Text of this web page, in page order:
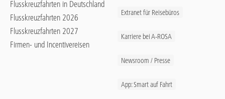
Flusskreuzfahrten in Deutschland
Flusskreuzfahrten 2026
Flusskreuzfahrten 2027
Firmen- und Incentivereisen
Extranet für Reisebüros
Karriere bei A-ROSA
Newsroom / Presse
App: Smart auf Fahrt